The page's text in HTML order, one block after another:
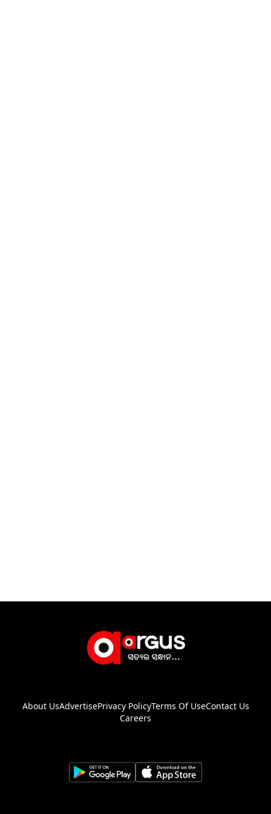
About UsAdvertisePrivacy PolicyTerms Of UseContact Us
Careers